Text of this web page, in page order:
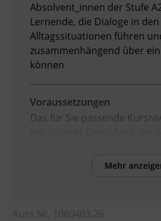
Absolvent_innen der Stufe
Lernende, die Dialoge in
Alltagssituationen führen
zusammenhängend über
können
Voraussetzungen
Das für Sie passende
sowie Erhöhung der Chancen
Mehr
Kurs Nr. 1060403.26